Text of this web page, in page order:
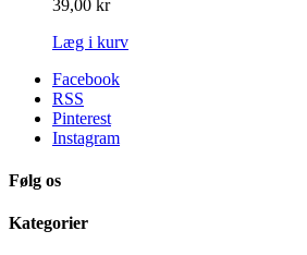
39,00 kr
Læg i kurv
Facebook
RSS
Pinterest
Instagram
Følg os
Kategorier